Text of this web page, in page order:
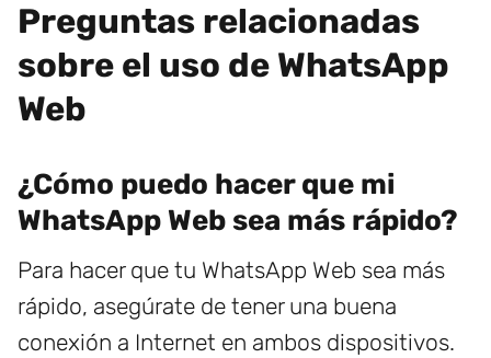
Preguntas relacionadas
sobre el uso de WhatsApp
Web
¿Cómo puedo hacer que mi
WhatsApp Web sea más rápido?
Para hacer que tu WhatsApp Web sea más
rápido, asegúrate de tener una buena
conexión a Internet en ambos dispositivos.